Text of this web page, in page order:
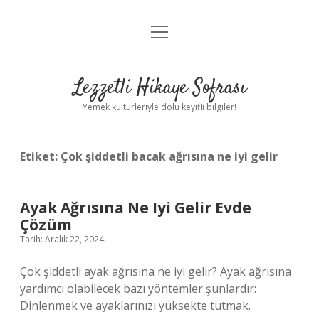
Anasayfa
Yasal Uyarı
menüyü
Lezzetli Hikaye Sofrası
Yemek kültürleriyle dolu keyifli bilgiler!
Etiket: Çok şiddetli bacak ağrısına ne iyi gelir
Ayak Ağrısına Ne Iyi Gelir Evde
Çözüm
Tarih: Aralık 22, 2024
Çok şiddetli ayak ağrısına ne iyi gelir? Ayak ağrısına
yardımcı olabilecek bazı yöntemler şunlardır:
Dinlenmek ve ayaklarınızı yüksekte tutmak.